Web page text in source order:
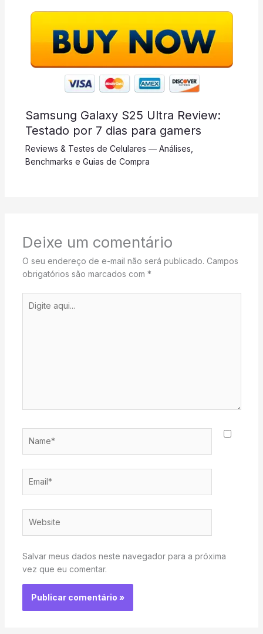
Samsung Galaxy S25 Ultra Review:
Testado por 7 dias para gamers
Reviews & Testes de Celulares — Análises,
Benchmarks e Guias de Compra
Deixe um comentário
O seu endereço de e-mail não será publicado. Campos
obrigatórios são marcados com *
aqui...
Salvar meus dados neste navegador para a próxima
vez que eu comentar.